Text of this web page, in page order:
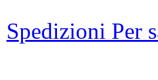
Spedizioni Per